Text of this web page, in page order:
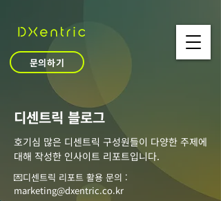
문의하기
​디센트릭 블로그
호기심 많은 디센트릭 구성원들이 다양한 주제에
대해 작성한 인사이트 리포트입니다.
💌디센트릭 리포트 활용 문의 :
marketing@dxentric.co.kr